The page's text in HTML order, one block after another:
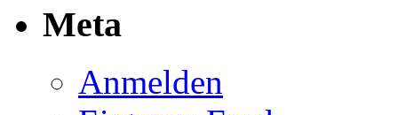
Meta
Anmelden